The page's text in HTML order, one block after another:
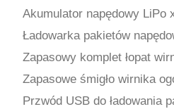
Akumulator napędowy LiPo
Ładowarka pakietów
Zapasowy komplet łopat
Zapasowe śmigło wirnika
Przwód USB do ładowania